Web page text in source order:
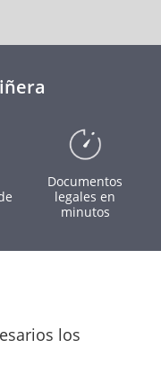
Documentos
legales en
minutos
los